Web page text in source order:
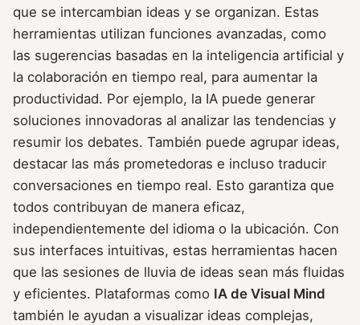
que se intercambian ideas y se organizan. Estas
herramientas utilizan funciones avanzadas, como
las sugerencias basadas en la inteligencia artificial y
la colaboración en tiempo real, para aumentar la
productividad. Por ejemplo, la IA puede generar
soluciones innovadoras al analizar las tendencias y
resumir los debates. También puede agrupar ideas,
destacar las más prometedoras e incluso traducir
conversaciones en tiempo real. Esto garantiza que
todos contribuyan de manera eficaz,
independientemente del idioma o la ubicación. Con
sus interfaces intuitivas, estas herramientas hacen
que las sesiones de lluvia de ideas sean más fluidas
y eficientes. Plataformas como IA de Visual Mind
también le ayudan a visualizar ideas complejas,